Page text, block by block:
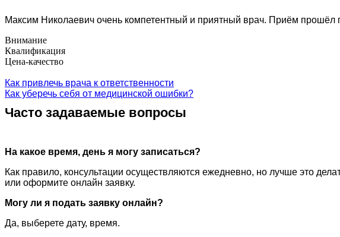
Максим Николаевич очень компетентный и приятный врач. Приём прошёл
Внимание
Квалификация
Цена-качество
Как привлечь врача к ответственности
Как уберечь себя от медицинской ошибки?
Часто задаваемые вопросы
На какое время, день я могу записаться?
Как правило, консультации осуществляются ежедневно, но лучше это
или оформите онлайн заявку.
Могу ли я подать заявку онлайн?
Да, выберете дату, время.